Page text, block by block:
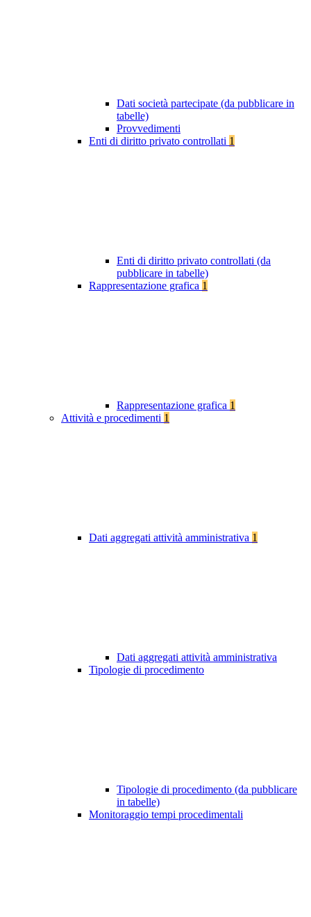
Dati società partecipate (da pubblicare in
tabelle)
Provvedimenti
Enti di diritto privato controllati 1
Enti di diritto privato controllati (da
pubblicare in tabelle)
Rappresentazione grafica 1
Rappresentazione grafica 1
Attività e procedimenti 1
Dati aggregati attività amministrativa 1
Dati aggregati attività amministrativa
Tipologie di procedimento
Tipologie di procedimento (da pubblicare
in tabelle)
Monitoraggio tempi procedimentali